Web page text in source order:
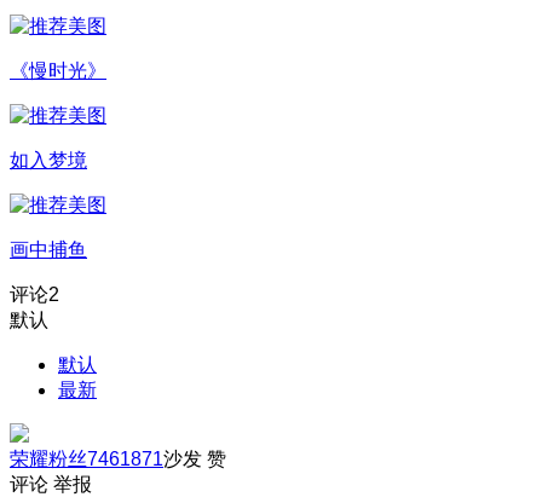
《慢时光》
如入梦境
画中捕鱼
评论2
默认
默认
最新
荣耀粉丝7461871沙发 赞
评论 举报